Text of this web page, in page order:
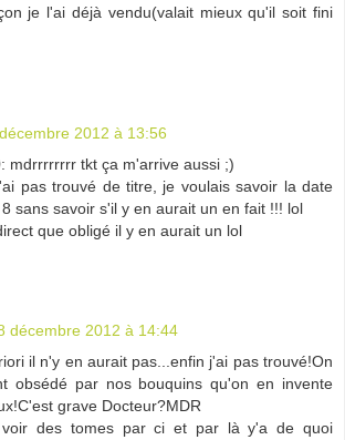
je l'ai déjà vendu(valait mieux qu'il soit fini
2012 à 13:56
mdrrrrrrrr tkt ça m'arrive aussi ;)
pas trouvé de titre, je voulais savoir la date
sans savoir s'il y en aurait un en fait !!! lol
que obligé il y en aurait un lol
décembre 2012 à 14:44
il n'y en aurait pas...enfin j'ai pas trouvé!On
obsédé par nos bouquins qu'on en invente
grave Docteur?MDR
des tomes par ci et par là y'a de quoi